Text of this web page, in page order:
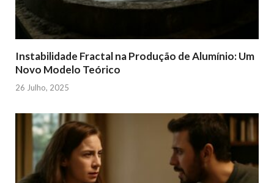
Instabilidade Fractal na Produção de Alumínio: Um
Novo Modelo Teórico
26 Julho, 2025